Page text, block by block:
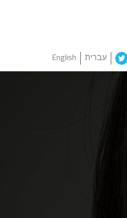
עברית English